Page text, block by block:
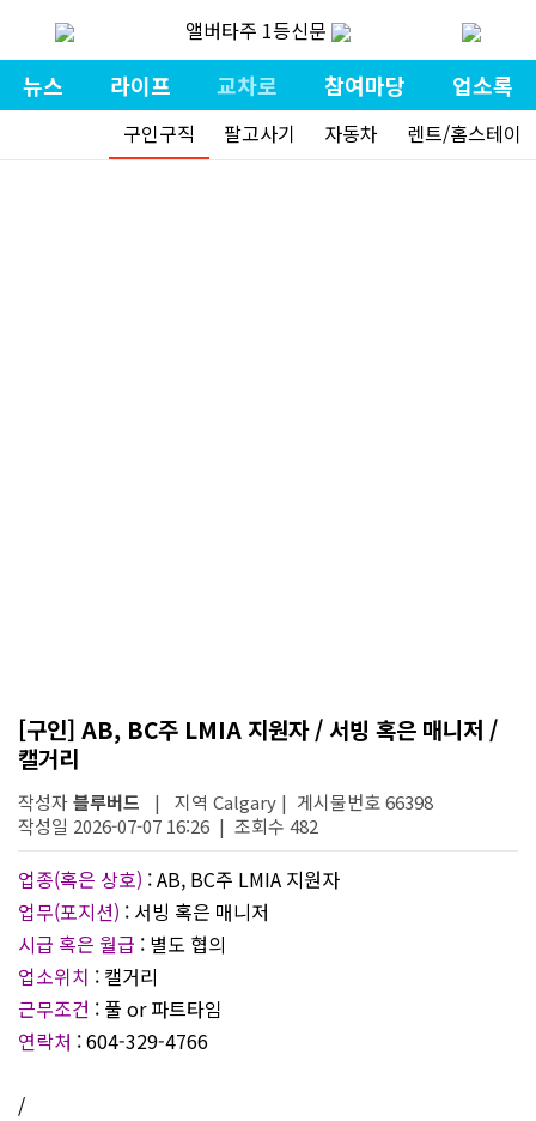
앨버타주 1등신문
뉴스 라이프 교차로 참여마당 업소록
구인구직 팔고사기 자동차 렌트/홈스테이
[구인] AB, BC주 LMIA 지원자 / 서빙 혹은 매니저 /
캘거리
작성자블루버드 | 지역 Calgary | 게시물번호 66398
작성일 2026-07-07 16:26 | 조회수 482
업종(혹은 상호) : AB, BC주 LMIA 지원자
업무(포지션) : 서빙 혹은 매니저
시급 혹은 월급 : 별도 협의
업소위치 : 캘거리
근무조건 : 풀 or 파트타임
연락처 : 604-329-4766
/